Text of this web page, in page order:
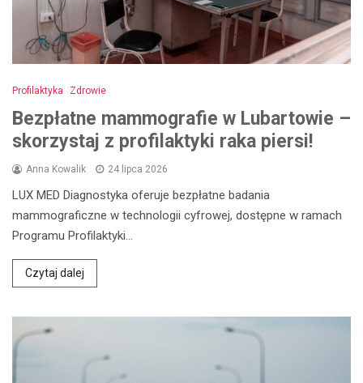
Profilaktyka Zdrowie
Bezpłatne mammografie w Lubartowie –
skorzystaj z profilaktyki raka piersi!
Anna Kowalik 24 lipca 2026
LUX MED Diagnostyka oferuje bezpłatne badania
mammograficzne w technologii cyfrowej, dostępne w ramach
Programu Profilaktyki…
Czytaj dalej